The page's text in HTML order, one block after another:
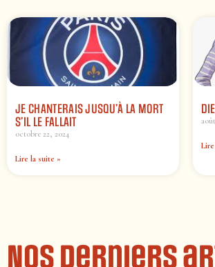
JE CHANTERAIS JUSQU’À LA MORT
S’IL LE FALLAIT
octobre 22, 2024
Lire la suite »
Nos derniers